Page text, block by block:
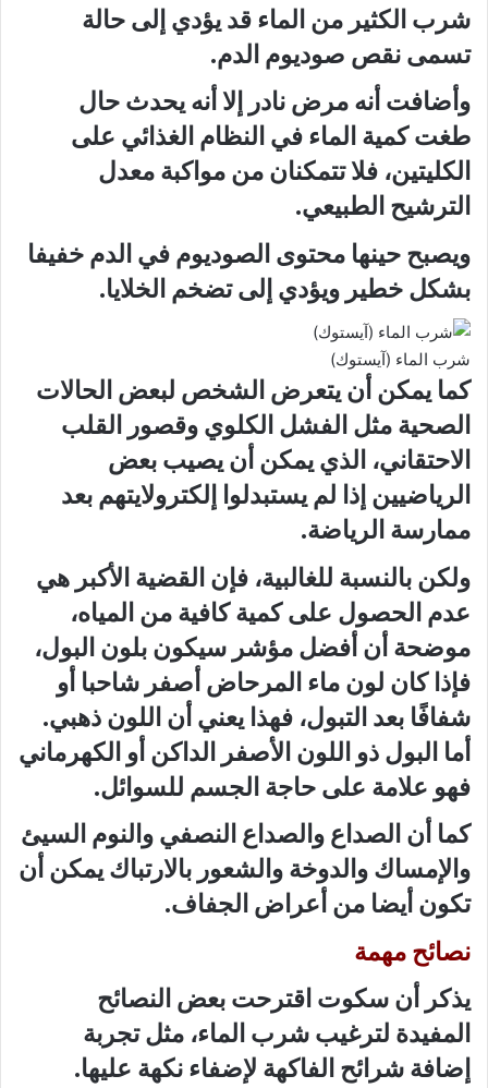
شرب الكثير من الماء قد يؤدي إلى حالة
تسمى نقص صوديوم الدم.
وأضافت أنه مرض نادر إلا أنه يحدث حال
طغت كمية الماء في النظام الغذائي على
الكليتين، فلا تتمكنان من مواكبة معدل
الترشيح الطبيعي.
ويصبح حينها محتوى الصوديوم في الدم خفيفا
بشكل خطير ويؤدي إلى تضخم الخلايا.
شرب الماء (آيستوك)
كما يمكن أن يتعرض الشخص لبعض الحالات
الصحية مثل الفشل الكلوي وقصور القلب
الاحتقاني، الذي يمكن أن يصيب بعض
الرياضيين إذا لم يستبدلوا إلكترولايتهم بعد
ممارسة الرياضة.
ولكن بالنسبة للغالبية، فإن القضية الأكبر هي
عدم الحصول على كمية كافية من المياه،
موضحة أن أفضل مؤشر سيكون بلون البول،
فإذا كان لون ماء المرحاض أصفر شاحبا أو
شفافًا بعد التبول، فهذا يعني أن اللون ذهبي.
أما البول ذو اللون الأصفر الداكن أو الكهرماني
فهو علامة على حاجة الجسم للسوائل.
كما أن الصداع والصداع النصفي والنوم السيئ
والإمساك والدوخة والشعور بالارتباك يمكن أن
تكون أيضا من أعراض الجفاف.
نصائح مهمة
يذكر أن سكوت اقترحت بعض النصائح
المفيدة لترغيب شرب الماء، مثل تجربة
إضافة شرائح الفاكهة لإضفاء نكهة عليها.